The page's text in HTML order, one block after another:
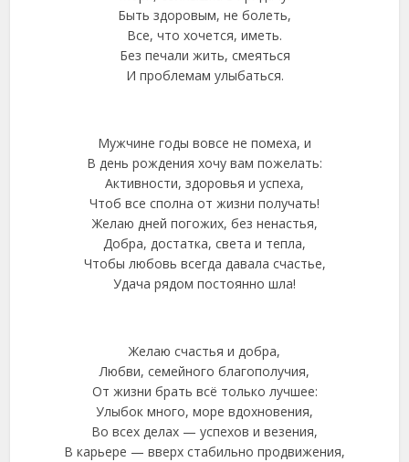
Быть здоровым, не болеть,
Все, что хочется, иметь.
Без печали жить, смеяться
И проблемам улыбаться.
Мужчине годы вовсе не помеха, и
В день рождения хочу вам пожелать:
Активности, здоровья и успеха,
Чтоб все сполна от жизни получать!
Желаю дней погожих, без ненастья,
Добра, достатка, света и тепла,
Чтобы любовь всегда давала счастье,
Удача рядом постоянно шла!
Желаю счастья и добра,
Любви, семейного благополучия,
От жизни брать всё только лучшее:
Улыбок много, море вдохновения,
Во всех делах — успехов и везения,
В карьере — вверх стабильно продвижения,